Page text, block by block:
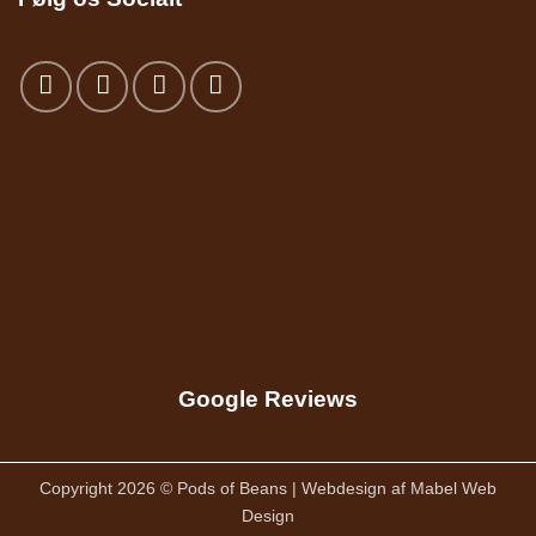
Google Reviews
Copyright 2026 © Pods of Beans | Webdesign af Mabel Web
Design